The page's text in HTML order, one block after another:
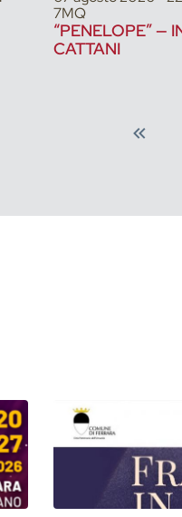
7MQ
“PENELOPE” —
CATTANI